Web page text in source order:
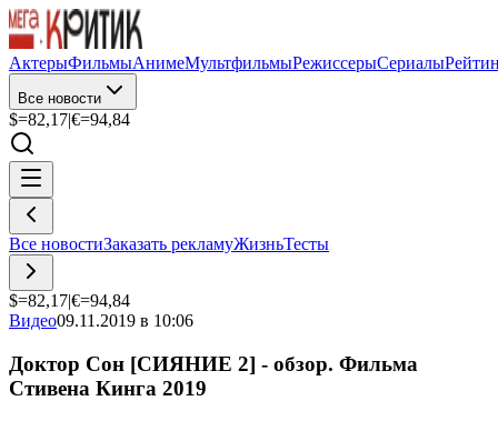
АктерыФильмыАнимеМультфильмыРежиссерыСериалы
Все новости
$=82,17|€=94,84
Все новостиЗаказать рекламуЖизньТесты
$=82,17|€=94,84
Видео09.11.2019 в 10:06
Доктор Сон [СИЯНИЕ 2] - обзор. Фильма
Стивена Кинга 2019